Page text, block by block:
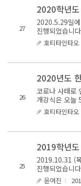
27
2020학년
2020.5.29일
진행되었습니
경사님이셨습
고급 및 중급반
호티타인타오
26
2020년도
코로나 사태로
개강식은 오늘
아닌 정말 긴
공부해야 ..
호티타인타오
25
2019학년
2019.10.31 (
진행되었습니
학생들의 수료
윤여진 l